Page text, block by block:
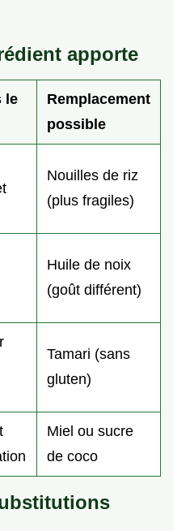
apporte
le
Remplacement
possible
Nouilles de riz
(plus fragiles)
Huile de noix
(goût différent)
Tamari (sans
gluten)
Miel ou sucre
de coco